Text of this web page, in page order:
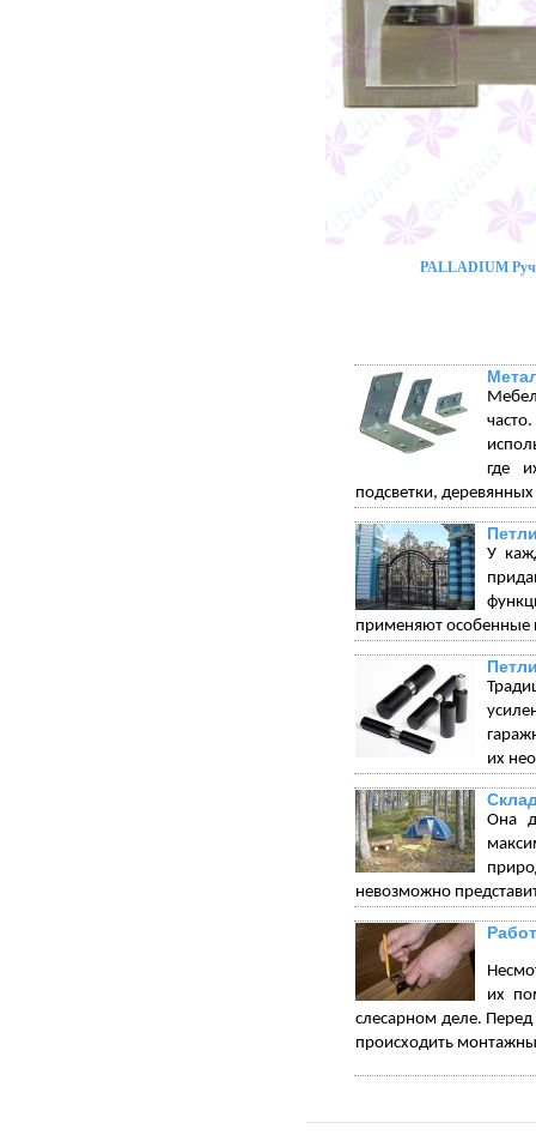
PALLADIUM
где
подсветки,
У
применяют особенные
их
Она
невозможно
их
слесарном деле. Перед
происходить